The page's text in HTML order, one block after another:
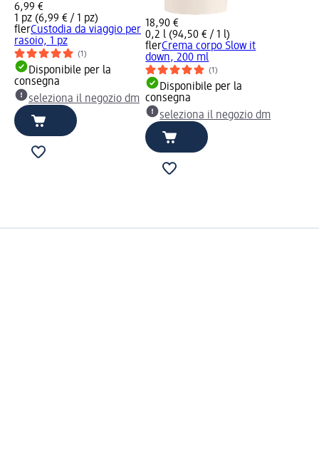
6,99 €
1 pz (6,99 € / 1 pz)
flerCustodia da viaggio per
rasoio, 1 pz
(1)
Disponibile per la
consegna
seleziona il negozio dm
18,90 €
0,2 l (94,50 € / 1 l)
flerCrema corpo Slow it
down, 200 ml
(1)
Disponibile per la
consegna
seleziona il negozio dm